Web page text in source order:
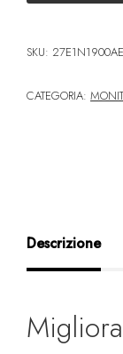
SKU: 27E1N1900AE
CATEGORIA:
Descrizione